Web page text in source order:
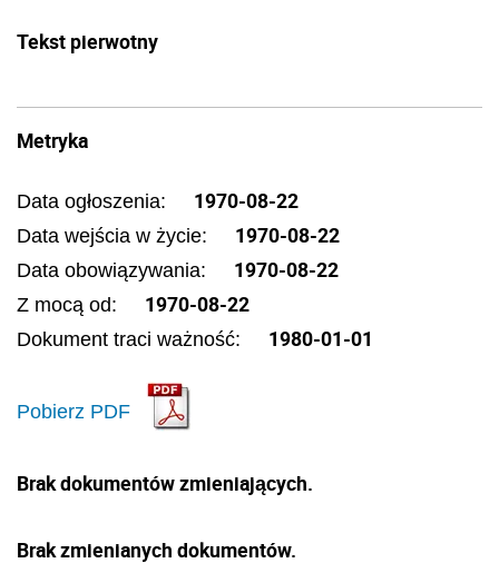
Tekst pierwotny
Metryka
Data ogłoszenia: 1970-08-22
Data wejścia w życie: 1970-08-22
Data obowiązywania: 1970-08-22
Z mocą od: 1970-08-22
Dokument traci ważność: 1980-01-01
Pobierz PDF
Brak dokumentów zmieniających.
Brak zmienianych dokumentów.